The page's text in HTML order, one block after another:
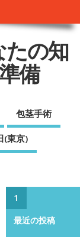
たの知
備
包茎手術
(東京)
1
最近の投稿